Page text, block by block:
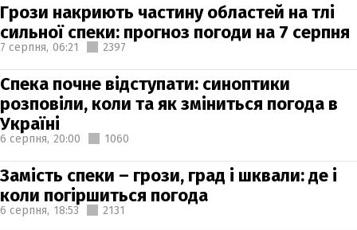
Грози накриють частину областей на тлі
сильної спеки: прогноз погоди на 7 серпня
7 серпня, 06:21 2397
Спека почне відступати: синоптики
розповіли, коли та як зміниться погода в
Україні
6 серпня, 20:00 1060
Замість спеки – грози, град і шквали: де і
коли погіршиться погода
6 серпня, 18:53 2131